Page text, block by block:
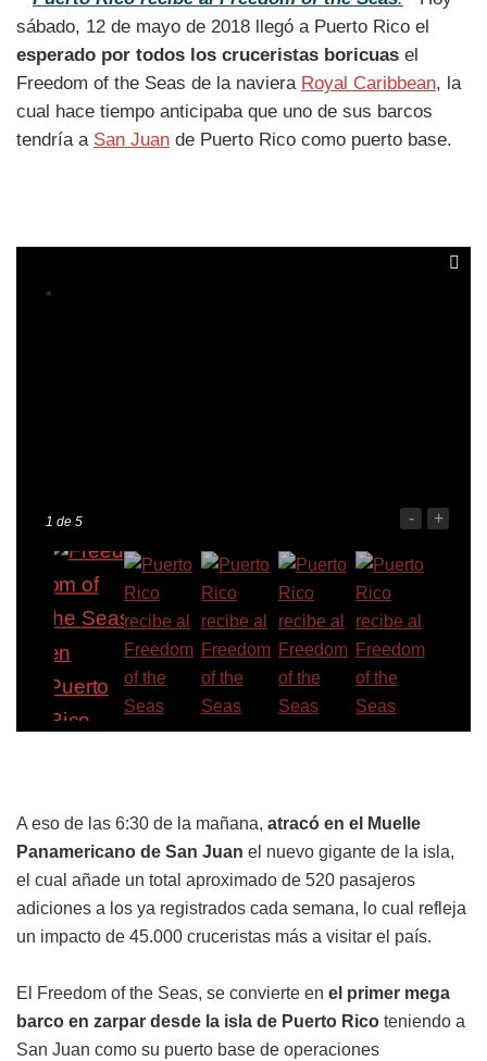
sábado, 12 de mayo de 2018 llegó a Puerto Rico el
esperado por todos los cruceristas boricuas el
Freedom of the Seas de la naviera Royal Caribbean, la
cual hace tiempo anticipaba que uno de sus barcos
tendría a San Juan de Puerto Rico como puerto base.
1 de 5 - +
A eso de las 6:30 de la mañana, atracó en el Muelle
Panamericano de San Juan el nuevo gigante de la isla,
el cual añade un total aproximado de 520 pasajeros
adiciones a los ya registrados cada semana, lo cual refleja
un impacto de 45.000 cruceristas más a visitar el país.
El Freedom of the Seas, se convierte en el primer mega
barco en zarpar desde la isla de Puerto Rico teniendo a
San Juan como su puerto base de operaciones